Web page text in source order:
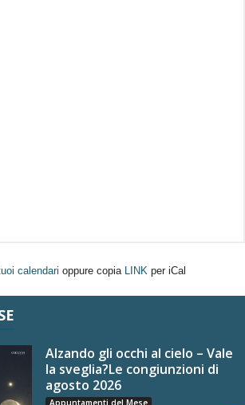
calendari oppure copia LINK per iCal
Alzando gli occhi al cielo – Vale
la sveglia?Le congiunzioni di
agosto 2026
Appuntamenti del Mese